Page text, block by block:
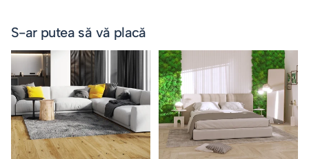
S-ar putea să vă placă